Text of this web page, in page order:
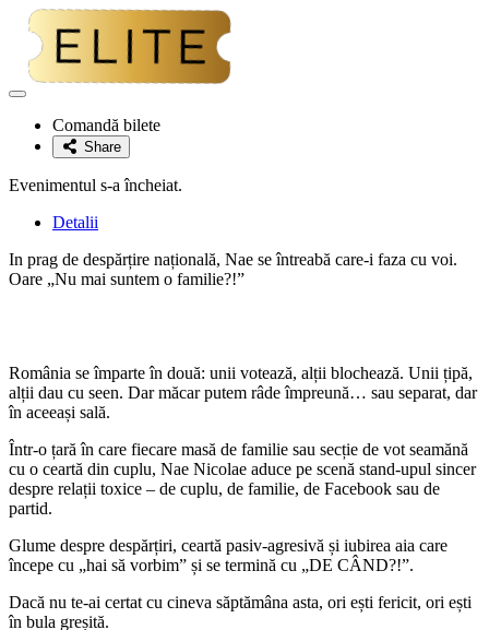
Adaugă
favoriteComandă bilete
Share
Evenimentul s-a încheiat.
Detalii
In prag de despărțire națională, Nae se întreabă care-i faza cu voi.
Oare „Nu mai suntem o familie?!”
România se împarte în două: unii votează, alții blochează. Unii țipă,
alții dau cu seen. Dar măcar putem râde împreună… sau separat, dar
în aceeași sală.
Într-o țară în care fiecare masă de familie sau secție de vot seamănă
cu o ceartă din cuplu, Nae Nicolae aduce pe scenă stand-upul sincer
despre relații toxice – de cuplu, de familie, de Facebook sau de
partid.
Glume despre despărțiri, ceartă pasiv-agresivă și iubirea aia care
începe cu „hai să vorbim” și se termină cu „DE CÂND?!”.
Dacă nu te-ai certat cu cineva săptămâna asta, ori ești fericit, ori ești
în bula greșită.